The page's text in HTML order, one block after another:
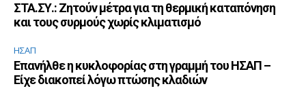
ΣΤΑ.ΣΥ.: Ζητούν μέτρα για τη θερμική καταπόνηση
και τους συρμούς χωρίς κλιματισμό
ΗΣΑΠ
Επανήλθε η κυκλοφορίας στη γραμμή του ΗΣΑΠ –
Είχε διακοπεί λόγω πτώσης κλαδιών